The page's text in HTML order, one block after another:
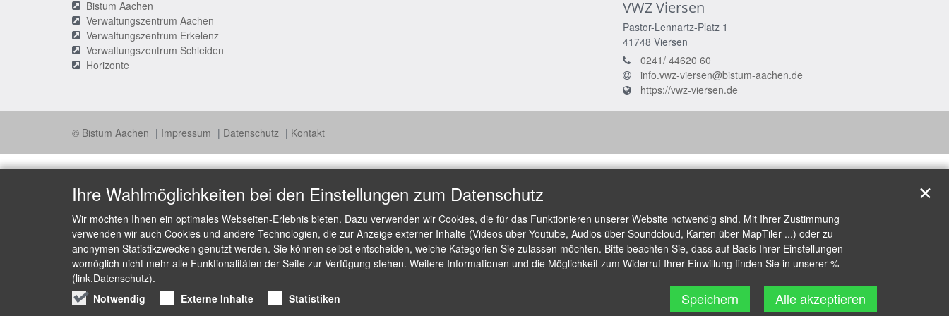
Bistum Aachen
Verwaltungszentrum Aachen
Verwaltungszentrum Erkelenz
Verwaltungszentrum Schleiden
Horizonte
VWZ Viersen
Pastor-Lennartz-Platz 1
41748 Viersen
0241/ 44620 60
info.vwz-viersen@bistum-aachen.de
https://vwz-viersen.de
© Bistum Aachen Impressum Datenschutz Kontakt
Ihre Wahlmöglichkeiten bei den Einstellungen zum Datenschutz
Wir möchten Ihnen ein optimales Webseiten-Erlebnis bieten. Dazu verwenden wir Cookies, die für das Funktionieren unserer Website notwendig sind. Mit Ihrer Zustimmung
verwenden wir auch Cookies und andere Technologien, die zur Anzeige externer Inhalte (Videos über Youtube, Audios über Soundcloud, Karten über MapTiler ...) oder zu
anonymen Statistikzwecken genutzt werden. Sie können selbst entscheiden, welche Kategorien Sie zulassen möchten. Bitte beachten Sie, dass auf Basis Ihrer Einstellungen
womöglich nicht mehr alle Funktionalitäten der Seite zur Verfügung stehen. Weitere Informationen und die Möglichkeit zum Widerruf Ihrer Einwillung finden Sie in unserer %
(link.Datenschutz).
Notwendig
Externe Inhalte Statistiken Speichern Alle akzeptieren
✕